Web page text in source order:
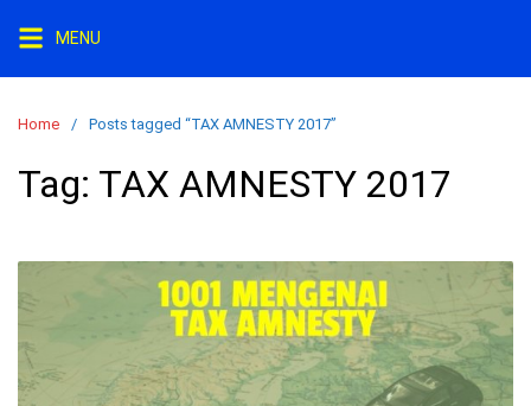
content
MENU
Home Posts tagged “TAX AMNESTY 2017”
Tag: TAX AMNESTY 2017